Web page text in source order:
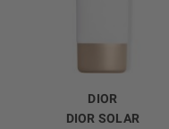
DIOR
DIOR SOLAR